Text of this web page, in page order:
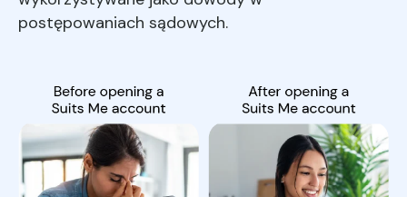
postępowaniach sądowych.